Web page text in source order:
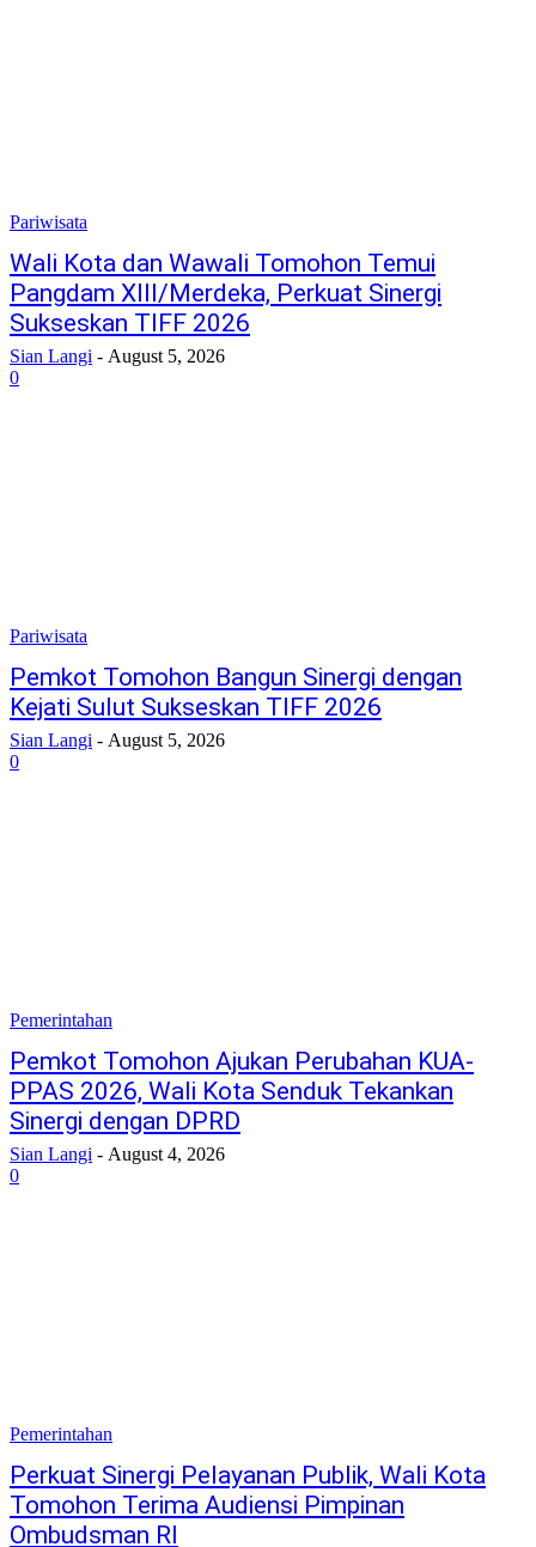
Pariwisata
Wali Kota dan Wawali Tomohon Temui
Pangdam XIII/Merdeka, Perkuat Sinergi
Sukseskan TIFF 2026
Sian Langi - August 5, 2026
0
Pariwisata
Pemkot Tomohon Bangun Sinergi dengan
Kejati Sulut Sukseskan TIFF 2026
Sian Langi - August 5, 2026
0
Pemerintahan
Pemkot Tomohon Ajukan Perubahan KUA-
PPAS 2026, Wali Kota Senduk Tekankan
Sinergi dengan DPRD
Sian Langi - August 4, 2026
0
Pemerintahan
Perkuat Sinergi Pelayanan Publik, Wali Kota
Tomohon Terima Audiensi Pimpinan
Ombudsman RI